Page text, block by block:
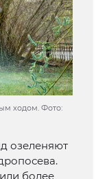
ходом. Фото:
озеленяют
более